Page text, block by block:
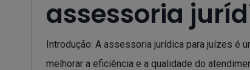
assessoria
Introdução: A assessoria jurídica para juízes é
melhorar a eficiência e a qualidade do